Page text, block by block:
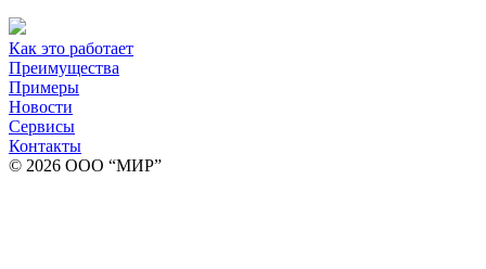
Как это работает
Преимущества
Примеры
Новости
Сервисы
Контакты
© 2026 ООО “МИР”